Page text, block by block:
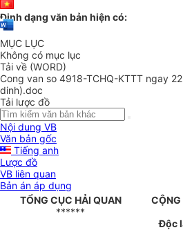
Định dạng văn bản hiện có:
MỤC LỤC
Không có mục lục
Tải về (WORD)
Cong van so 4918-TCHQ-KTTT ngay
dinh).doc
Tải lược đồ
Nội dung VB
Văn bản gốc
Tiếng anh
Lược đồ
VB liên quan
Bản án áp dụng
TỔNG CỤC HẢI QUAN
******
CỘNG
Độc